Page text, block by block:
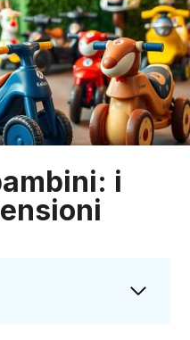
i